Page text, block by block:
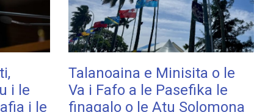
i le
i le
Talanoaina e Minisita o le
Va i Fafo a le Pasefika le
finagalo o le Atu Solomona